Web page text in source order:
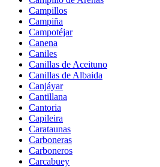
Campillos
Campiña
Campotéjar
Canena
Caniles
Canillas de Aceituno
Canillas de Albaida
Canjáyar
Cantillana
Cantoria
Capileira
Carataunas
Carboneras
Carboneros
Carcabuey